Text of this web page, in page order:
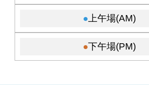
上午場(AM)
下午場(PM)